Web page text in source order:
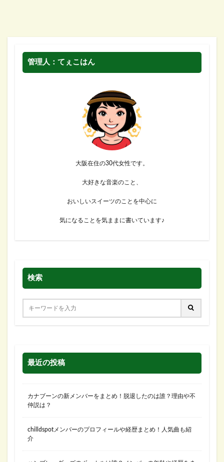
管理人：てぇこはん
大阪在住の30代女性です。
大好きな音楽のこと、
おいしいスイーツのことを中心に
気になることを気ままに書いています♪
検索
最近の投稿
カナブーンの新メンバーをまとめ！脱退したのは誰？理由や不
仲説は？
chilldspotメンバーのプロフィールや経歴まとめ！人気曲も紹
介